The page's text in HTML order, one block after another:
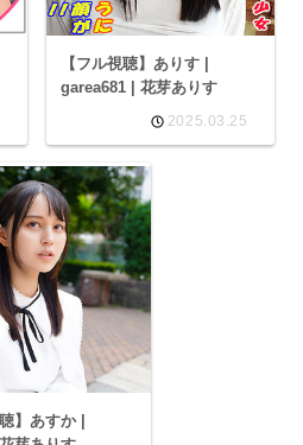
【フル視聴】ありす |
garea681 | 花芽ありす
2025.03.25
】あすか |